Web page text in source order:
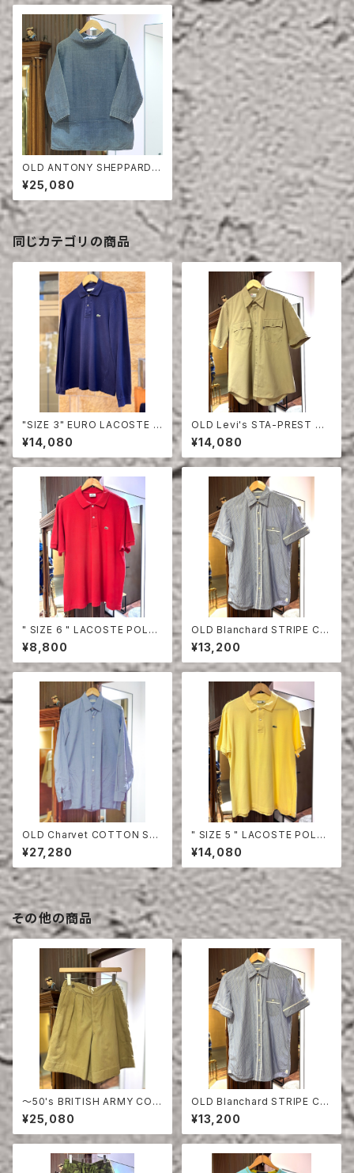
OLD ANTONY SHEPPARD F
ISHERMAN SMOCK
¥25,080
同じカテゴリの商品
"SIZE 3" EURO LACOSTE P
OLO SHIRT LONG SLEEVE
¥14,080
OLD Levi's STA-PREST HA
LF SLEEVE SHIRT
¥14,080
" SIZE 6 " LACOSTE POLO
SHIRT RED
¥8,800
OLD Blanchard STRIPE CO
TTON HALF SLEEVE SHIRT
¥13,200
OLD Charvet COTTON SHI
RT
¥27,280
" SIZE 5 " LACOSTE POLO
SHIRT YELLOW
¥14,080
その他の商品
〜50's BRITISH ARMY COT
TON DRILL SHORTS
¥25,080
OLD Blanchard STRIPE CO
TTON HALF SLEEVE SHIRT
¥13,200